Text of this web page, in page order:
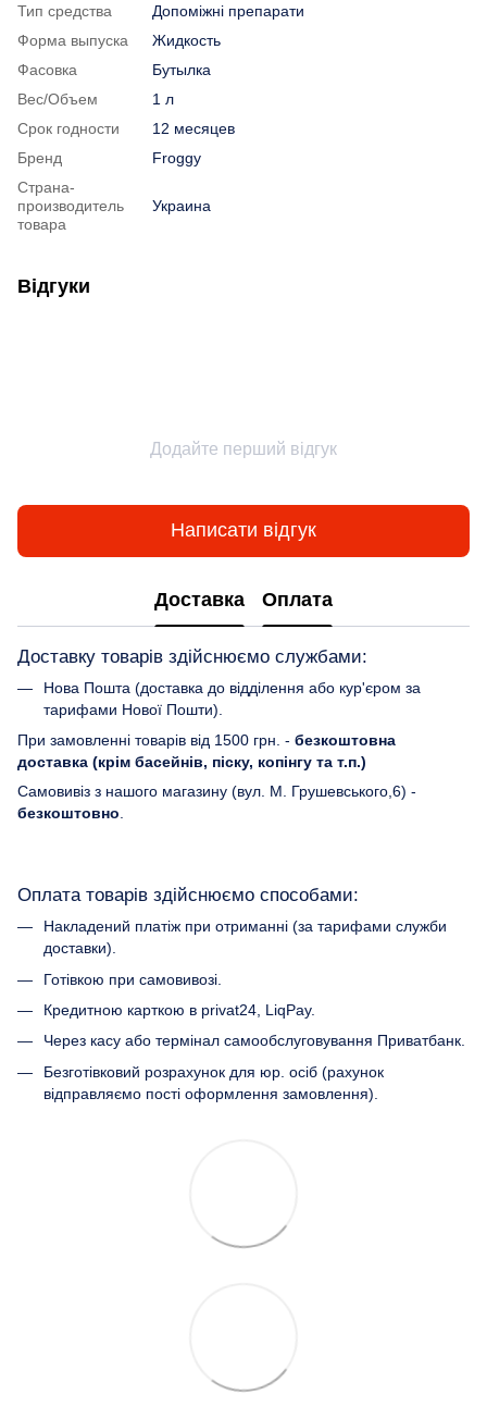
Тип средства
Допоміжні препарати
Форма выпуска
Жидкость
Фасовка
Бутылка
Вес/Объем
1 л
Срок годности
12 месяцев
Бренд
Froggy
Страна-
производитель
товара
Украина
Відгуки
Додайте перший відгук
Написати відгук
Доставка Оплата
Доставку товарів здійснюємо службами:
Нова Пошта (доставка до відділення або кур'єром за
тарифами Нової Пошти).
При замовленні товарів від 1500 грн. - безкоштовна
доставка (крім басейнів, піску, копінгу та т.п.)
Самовивіз з нашого магазину (вул. М. Грушевського,6) -
безкоштовно
Оплата товарів здійснюємо способами:
Накладений платіж при отриманні (за тарифами служби
доставки).
Готівкою при самовивозі.
Кредитною карткою в privat24, LiqPay.
Через касу або термінал самообслуговування Приватбанк.
Безготівковий розрахунок для юр. осіб (рахунок
відправляємо пості оформлення замовлення).